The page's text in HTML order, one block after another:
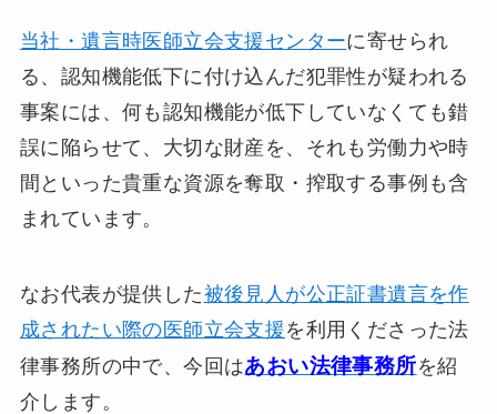
当社・遺言時医師立会支援センターに寄せられ
る、認知機能低下に付け込んだ犯罪性が疑われる
事案には、何も認知機能が低下していなくても錯
誤に陥らせて、大切な財産を、それも労働力や時
間といった貴重な資源を奪取・搾取する事例も含
まれています。
なお代表が提供した被後見人が公正証書遺言を作
成されたい際の医師立会支援を利用くださった法
律事務所の中で、今回はあおい法律事務所を紹
介します。